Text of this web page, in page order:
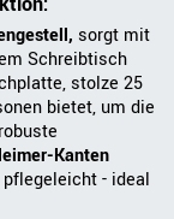
sorgt mit
Schreibtisch
stolze 25
bietet, um die
Kanten
- ideal